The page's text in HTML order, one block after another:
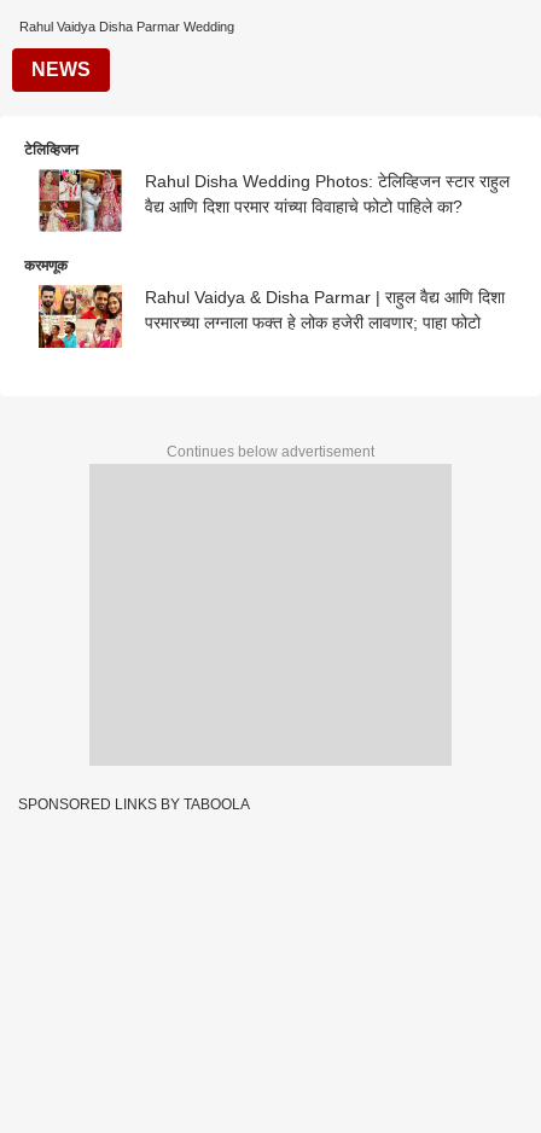
Rahul Vaidya Disha Parmar Wedding
NEWS
टेलिव्हिजन
Rahul Disha Wedding Photos: टेलिव्हिजन स्टार राहुल
वैद्य आणि दिशा परमार यांच्या विवाहाचे फोटो पाहिले का?
करमणूक
Rahul Vaidya & Disha Parmar | राहुल वैद्य आणि दिशा
परमारच्या लग्नाला फक्त हे लोक हजेरी लावणार; पाहा फोटो
Continues below advertisement
SPONSORED LINKS BY TABOOLA